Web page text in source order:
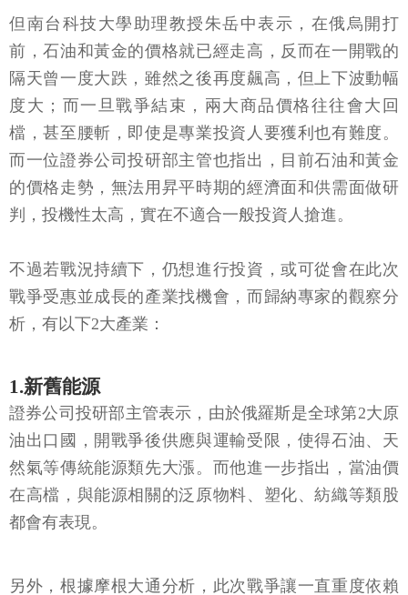
但南台科技大學助理教授朱岳中表示，在俄烏開打
前，石油和黃金的價格就已經走高，反而在一開戰的
隔天曾一度大跌，雖然之後再度飆高，但上下波動幅
度大；而一旦戰爭結束，兩大商品價格往往會大回
檔，甚至腰斬，即使是專業投資人要獲利也有難度。
而一位證券公司投研部主管也指出，目前石油和黃金
的價格走勢，無法用昇平時期的經濟面和供需面做研
判，投機性太高，實在不適合一般投資人搶進。
不過若戰況持續下，仍想進行投資，或可從會在此次
戰爭受惠並成長的產業找機會，而歸納專家的觀察分
析，有以下2大產業：
1.新舊能源
證券公司投研部主管表示，由於俄羅斯是全球第2大原
油出口國，開戰爭後供應與運輸受限，使得石油、天
然氣等傳統能源類先大漲。而他進一步指出，當油價
在高檔，與能源相關的泛原物料、塑化、紡織等類股
都會有表現。
另外，根據摩根大通分析，此次戰爭讓一直重度依賴